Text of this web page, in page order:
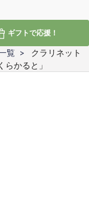
ギフトで応援！
覧
クラリネット
かると」